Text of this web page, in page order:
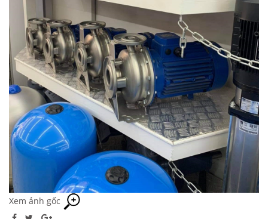
Xem ảnh gốc